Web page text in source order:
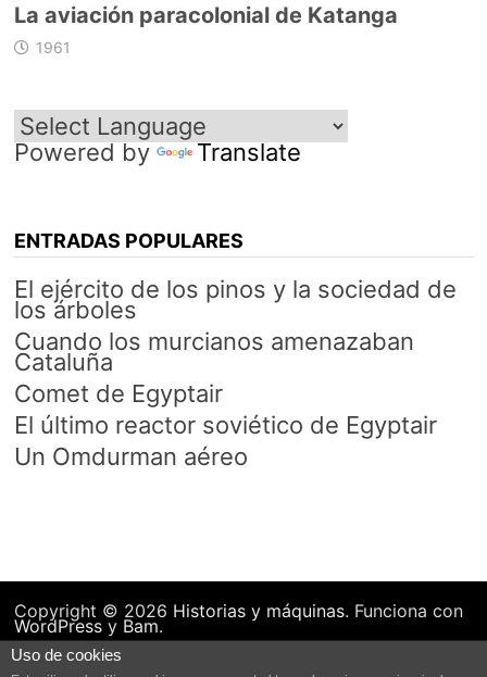
La aviación paracolonial de Katanga
1961
Powered by Translate
ENTRADAS POPULARES
El ejército de los pinos y la sociedad de
los árboles
Cuando los murcianos amenazaban
Cataluña
Comet de Egyptair
El último reactor soviético de Egyptair
Un Omdurman aéreo
Copyright © 2026 Historias y máquinas. Funciona con
WordPressy Bam.
Uso de cookies